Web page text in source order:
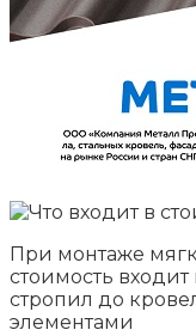
При монтаже
стоимость
стропил до
элементами